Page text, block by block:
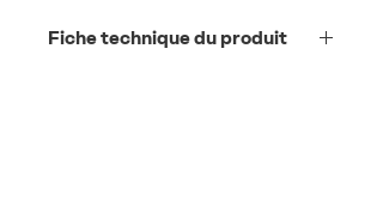
Fiche technique du produit